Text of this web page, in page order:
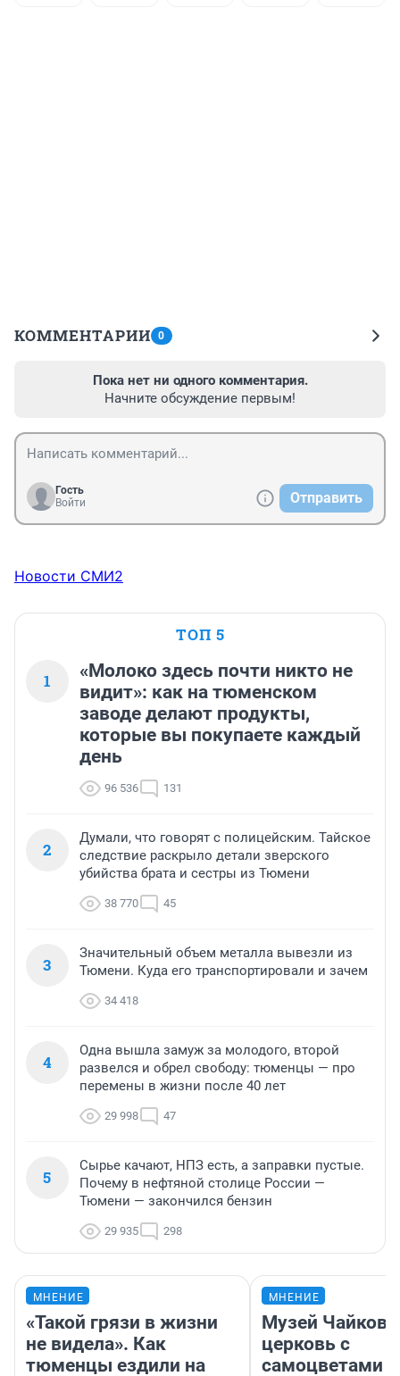
КОММЕНТАРИИ 0
Пока нет ни одного комментария.
Начните обсуждение первым!
Гость
Войти
Отправить
Новости СМИ2
ТОП 5
1
«Молоко здесь почти никто не
видит»: как на тюменском
заводе делают продукты,
которые вы покупаете каждый
день
96 536 131
2
Думали, что говорят с полицейским. Тайское
следствие раскрыло детали зверского
убийства брата и сестры из Тюмени
38 770 45
3
Значительный объем металла вывезли из
Тюмени. Куда его транспортировали и зачем
34 418
4
Одна вышла замуж за молодого, второй
развелся и обрел свободу: тюменцы — про
перемены в жизни после 40 лет
29 998 47
5
Сырье качают, НПЗ есть, а заправки пустые.
Почему в нефтяной столице России —
Тюмени — закончился бензин
29 935 298
МНЕНИЕ
«Такой грязи в жизни
не видела». Как
тюменцы ездили на
МНЕНИЕ
Музей
церковь с
самоцветами